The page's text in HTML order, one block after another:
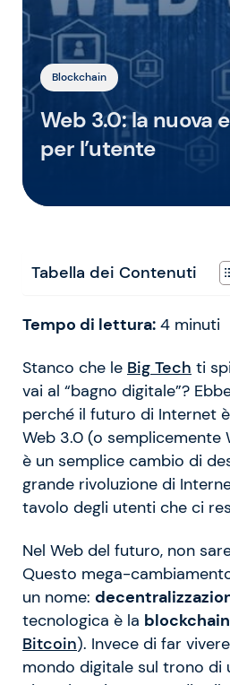
Blockchain
Web 3.0: la nuova
per l’utente
Tabella dei Contenuti
Tempo di lettura: 4 minuti
Stanco che le Big Tech ti
vai al “bagno digitale”?
perché il futuro di Internet
Web 3.0 (o semplicemente
è un semplice cambio di
grande rivoluzione di
tavolo degli utenti che ci
Nel Web del futuro, non
Questo mega-
un nome:
tecnologica è la blockchain
Bitcoin). Invece di far
mondo digitale sul trono di